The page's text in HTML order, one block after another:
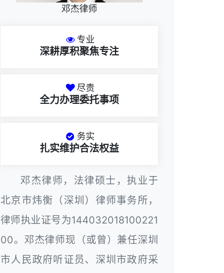
邓杰律师
专业
深耕厚积聚焦专注
尽责
全力办理委托事项
务实
扎实维护合法权益
邓杰律师，法律硕士，执业于
北京市炜衡（深圳）律师事务所，
律师执业证号为144032018100221
00。邓杰律师现（或曾）兼任深圳
市人民政府听证员、深圳市政府采